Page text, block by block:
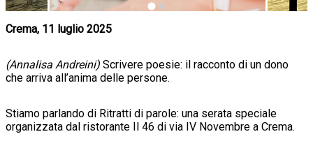
Crema, 11 luglio 2025
(Annalisa Andreini) Scrivere poesie: il racconto di un dono
che arriva all’anima delle persone.
Stiamo parlando di Ritratti di parole: una serata speciale
organizzata dal ristorante Il 46 di via IV Novembre a Crema.